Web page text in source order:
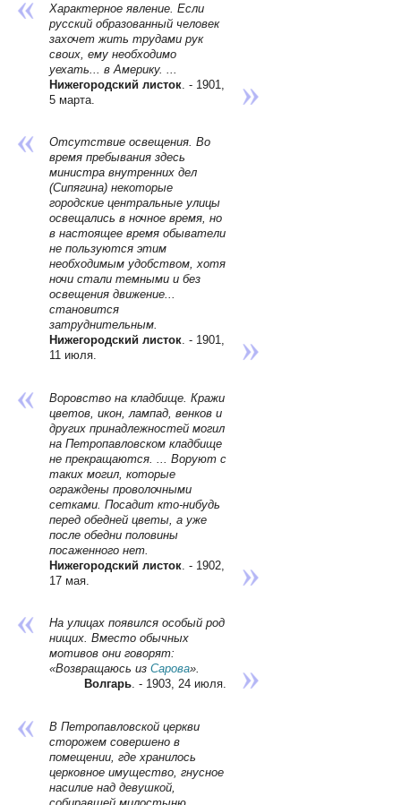
Характерное явление. Если
русский образованный человек
захочет жить трудами рук
своих, ему необходимо
уехать... в Америку. ...
Нижегородский листок . - 1901,
5 марта.
Отсутствие освещения. Во
время пребывания здесь
министра внутренних дел
(Сипягина) некоторые
городские центральные улицы
освещались в ночное время, но
в настоящее время обыватели
не пользуются этим
необходимым удобством, хотя
ночи стали темными и без
освещения движение...
становится
затруднительным.
Нижегородский листок. - 1901,
11 июля.
Воровство на кладбище. Кражи
цветов, икон, лампад, венков и
других принадлежностей могил
на Петропавловском кладбище
не прекращаются. ... Воруют с
таких могил, которые
ограждены проволочными
сетками. Посадит кто-нибудь
перед обедней цветы, а уже
после обедни половины
посаженного нет.
Нижегородский листок . - 1902,
17 мая.
На улицах появился особый род
нищих. Вместо обычных
мотивов они говорят:
«Возвращаюсь изСарова».
Волгарь. - 1903, 24 июля.
В Петропавловской церкви
сторожем совершено в
помещении, где хранилось
церковное имущество, гнусное
насилие над девушкой,